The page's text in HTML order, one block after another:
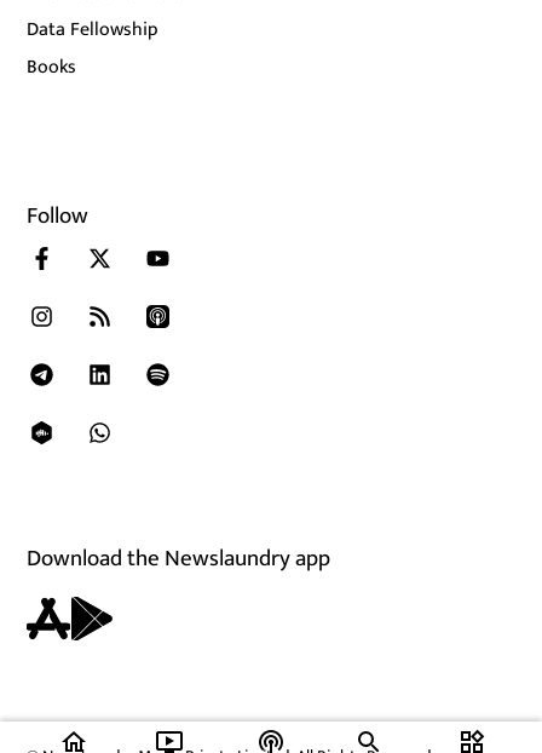
Data Fellowship
Books
Follow
Download the Newslaundry app
home ondemand_video podcasts widgets